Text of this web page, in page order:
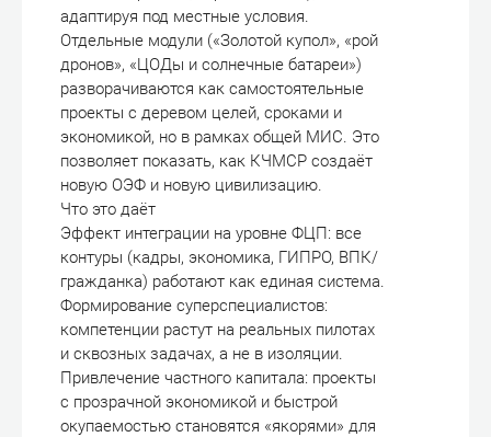
адаптируя под местные условия.
Отдельные модули («Золотой купол», «рой
дронов», «ЦОДы и солнечные батареи»)
разворачиваются как самостоятельные
проекты с деревом целей, сроками и
экономикой, но в рамках общей МИС. Это
позволяет показать, как КЧМСР создаёт
новую ОЭФ и новую цивилизацию.
Что это даёт
Эффект интеграции на уровне ФЦП: все
контуры (кадры, экономика, ГИПРО, ВПК/
гражданка) работают как единая система.
Формирование суперспециалистов:
компетенции растут на реальных пилотах
и сквозных задачах, а не в изоляции.
Привлечение частного капитала: проекты
с прозрачной экономикой и быстрой
окупаемостью становятся «якорями» для